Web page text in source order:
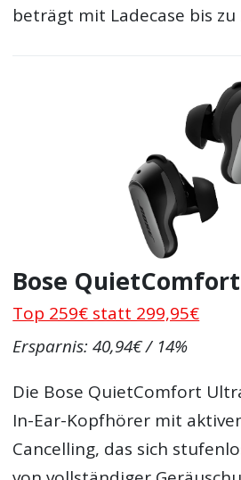
beträgt mit Ladecase bis zu
Bose
Top 259€ statt 299,95€
Ersparnis: 40,94€ / 14%
Die Bose QuietComfort
In-Ear-Kopfhörer mit
Cancelling, das sich